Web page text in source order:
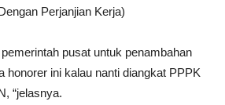
Perjanjian Kerja)
pusat untuk penambahan
honorer ini kalau nanti diangkat PPPK
“jelasnya.